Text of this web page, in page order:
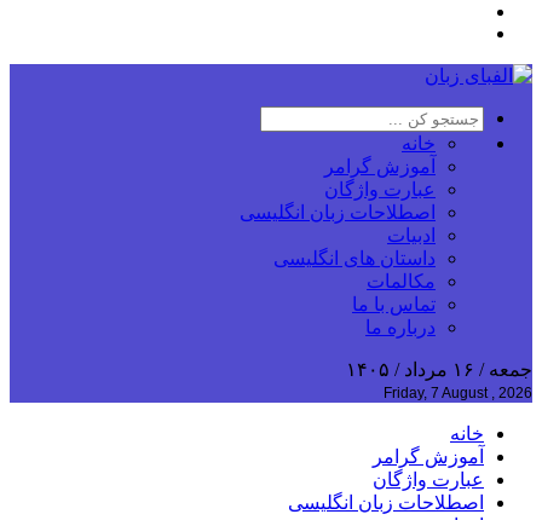
خانه
آموزش گرامر
عبارت واژگان
اصطلاحات زبان انگلیسی
ادبیات
داستان های انگلیسی
مکالمات
تماس با ما
درباره ما
جمعه / ۱۶ مرداد / ۱۴۰۵
Friday, 7 August , 2026
خانه
آموزش گرامر
عبارت واژگان
اصطلاحات زبان انگلیسی